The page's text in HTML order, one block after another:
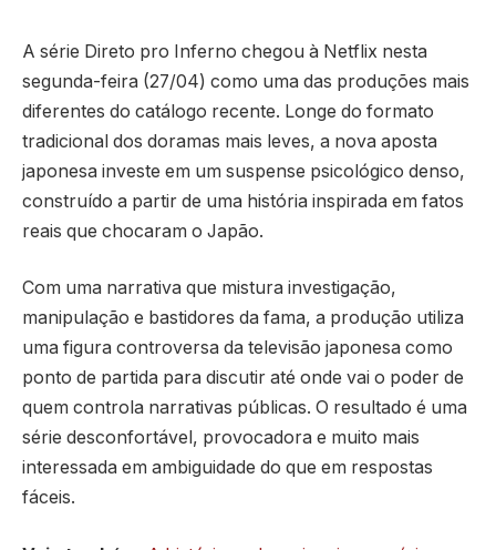
A série Direto pro Inferno chegou à Netflix nesta
segunda-feira (27/04) como uma das produções mais
diferentes do catálogo recente. Longe do formato
tradicional dos doramas mais leves, a nova aposta
japonesa investe em um suspense psicológico denso,
construído a partir de uma história inspirada em fatos
reais que chocaram o Japão.
Com uma narrativa que mistura investigação,
manipulação e bastidores da fama, a produção utiliza
uma figura controversa da televisão japonesa como
ponto de partida para discutir até onde vai o poder de
quem controla narrativas públicas. O resultado é uma
série desconfortável, provocadora e muito mais
interessada em ambiguidade do que em respostas
fáceis.